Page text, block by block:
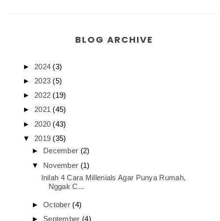
BLOG ARCHIVE
► 2024 (3)
► 2023 (5)
► 2022 (19)
► 2021 (45)
► 2020 (43)
▼ 2019 (35)
► December (2)
▼ November (1)
Inilah 4 Cara Millenials Agar Punya Rumah,
Nggak C...
► October (4)
► September (4)